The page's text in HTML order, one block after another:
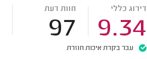
דירוג כללי
9.34
חוות דעת
97
עבר בקרת איכות חוזרת